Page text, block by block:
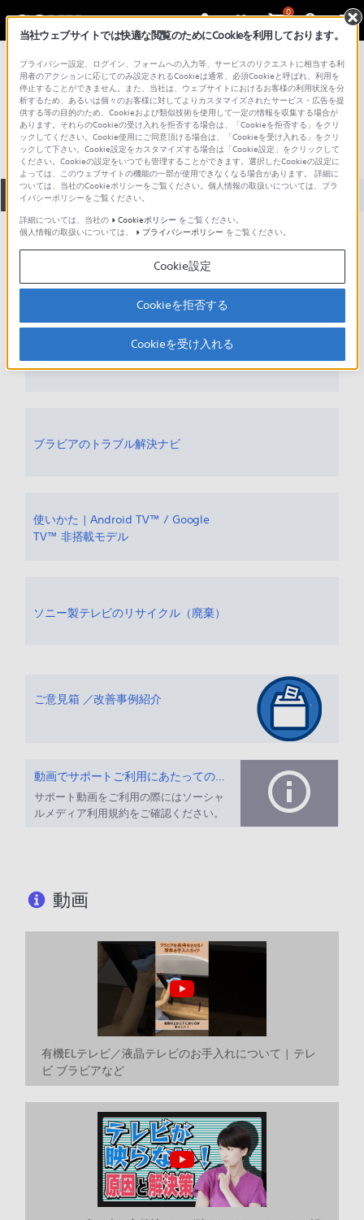
0
総合サポート・お問い合わせ 液晶テレビ
KLV-15SP2
全て ダウンロード 取扱説明書 Q&A
製品に関する重要なお知らせ
お知らせ
人気のトピック
ブラビアの知って得する豆知識
ブラビアのトラブル解決ナビ
使いかた | Android TV™ / Google
TV™ 非搭載モデル
ソニー製テレビのリサイクル（廃棄）
ご意見箱 ／改善事例紹介
動画でサポートご利用にあたってのお願い
サポート動画をご利用の際にはソーシャ
ルメディア利用規約をご確認ください。
動画
有機ELテレビ／液晶テレビのお手入れについて | テレ
ビ ブラビアなど
当社ウェブサイトでは快適な閲覧のためにCookieを利用しております。
プライバシー設定、ログイン、フォームへの入力等、サービスのリクエストに相当する利
用者のアクションに応じてのみ設定されるCookieは通常、必須Cookieと呼ばれ、利用を
停止することができません。また、当社は、ウェブサイトにおけるお客様の利用状況を分
析するため、あるいは個々のお客様に対してよりカスタマイズされたサービス・広告を提
供する等の目的のため、Cookieおよび類似技術を使用して一定の情報を収集する場合が
あります。それらのCookieの受け入れを拒否する場合は、「Cookieを拒否する」をクリ
ックしてください。Cookie使用にご同意頂ける場合は、「Cookieを受け入れる」をクリ
ックして下さい。Cookie設定をカスタマイズする場合は「Cookie設定」をクリックして
ください。Cookieの設定をいつでも管理することができます。選択したCookieの設定に
よっては、このウェブサイトの機能の一部が使用できなくなる場合があります。 詳細に
ついては、当社のCookieポリシーをご覧ください。個人情報の取扱いについては、プラ
イバシーポリシーをご覧ください。
詳細については、当社の
Cookieポリシー をご覧ください。
個人情報の取扱いについては、
プライバシーポリシー をご覧ください。
Cookie設定
Cookieを拒否する
Cookieを受け入れる